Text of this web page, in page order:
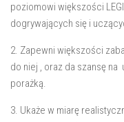
poziomowi większości
dogrywających się i
2. Zapewni większości
do niej , oraz da szansę
porażką.
3. Ukaże w miarę